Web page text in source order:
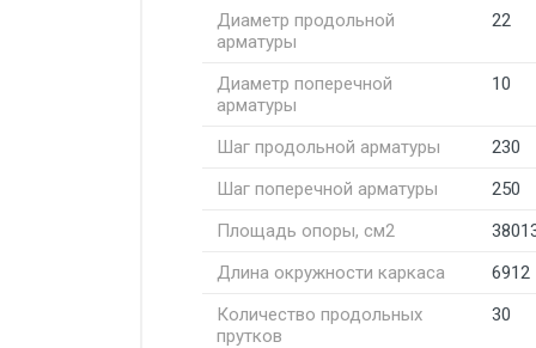
Диаметр продольной
арматуры
22
Диаметр поперечной
арматуры
10
Шаг продольной арматуры
230
Шаг поперечной арматуры
250
Площадь опоры, см2
Длина окружности каркаса
6912
Количество продольных
прутков
30